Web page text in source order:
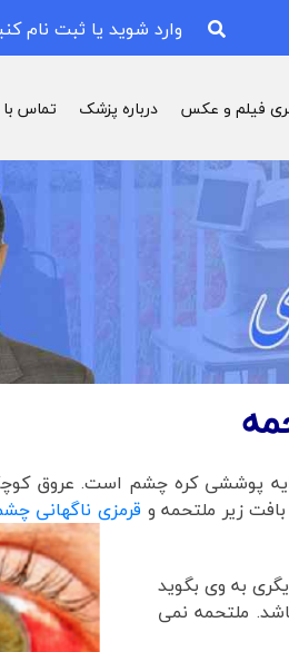
وارد شوید یا ثبت نام
فیلم و عکس درباره پزشک تماس با
لایه پوششی کره چشم است. عروق
زیر ملتحمه و قرمزی ناگهانی
به وی بگوید
ملتحمه نمی